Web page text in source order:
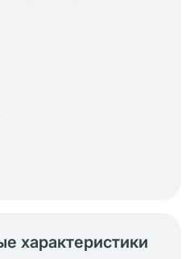
характеристики